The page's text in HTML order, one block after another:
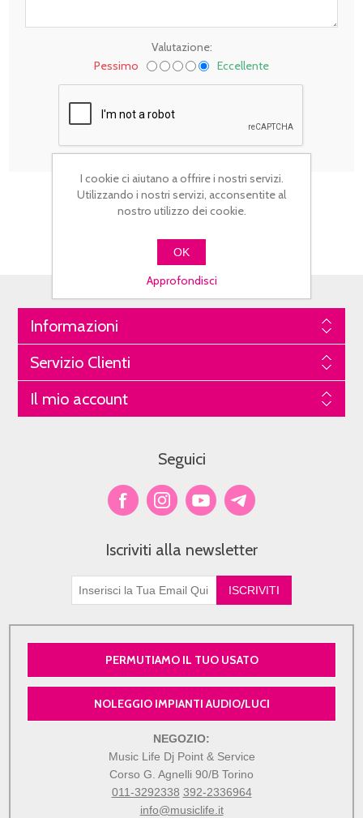
Valutazione:
Pessimo
Eccellente
Informazioni
Servizio Clienti
Il mio account
Seguici
Iscriviti alla newsletter
PERMUTIAMO IL TUO USATO
NOLEGGIO IMPIANTI AUDIO/LUCI
NEGOZIO:
Music Life Dj Point & Service
Corso G. Agnelli 90/B Torino
011-3292338 392-2336964
info@musiclife.it
I cookie ci aiutano a offrire i nostri servizi.
Utilizzando i nostri servizi, acconsentite al
nostro utilizzo dei cookie.
OK
Approfondisci